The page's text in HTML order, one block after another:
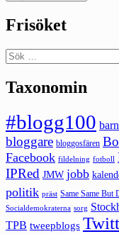
Frisöket
Sök
efter:
Taxonomin
#blogg100 barn
bloggare bloggosfären
Facebook fildelning fotboll
IPRed JMW jobb
politik präst Same Same But
Socialdemokraterna sorg
TPB tweepblogs